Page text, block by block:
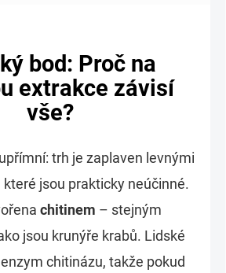
bod: Proč na
extrakce závisí
vše?
trh je zaplaven levnými
které jsou prakticky neúčinné.
chitinem – stejným
jsou krunýře krabů. Lidské
chitinázu, takže pokud